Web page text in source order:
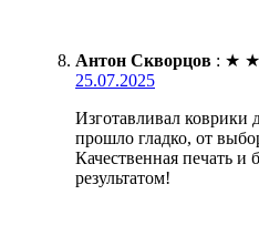
Антон Скворцов : ★ ★
25.07.2025
Изготавливал коврики
прошло гладко, от
Качественная печать и
результатом!